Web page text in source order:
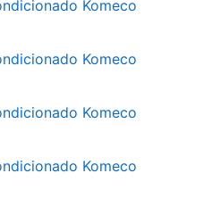
Komeco
Komeco
Komeco
Komeco